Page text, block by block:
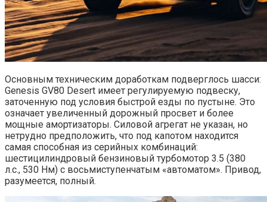
Основным техническим доработкам подверглось шасси:
Genesis GV80 Desert имеет регулируемую подвеску,
заточенную под условия быстрой езды по пустыне. Это
означает увеличенный дорожный просвет и более
мощные амортизаторы. Силовой агрегат не указан, но
нетрудно предположить, что под капотом находится
самая способная из серийных комбинаций:
шестицилиндровый бензиновый турбомотор 3.5 (380
л.с., 530 Нм) с восьмиступенчатым «автоматом». Привод,
разумеется, полный.